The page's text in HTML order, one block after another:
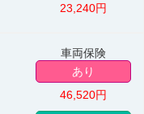
23,240円
車両保険
あり
46,520円